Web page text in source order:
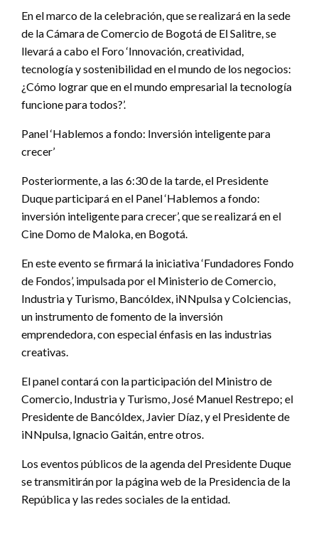
En el marco de la celebración, que se realizará en la sede
de la Cámara de Comercio de Bogotá de El Salitre, se
llevará a cabo el Foro ‘Innovación, creatividad,
tecnología y sostenibilidad en el mundo de los negocios:
¿Cómo lograr que en el mundo empresarial la tecnología
funcione para todos?’.
Panel ‘Hablemos a fondo: Inversión inteligente para
crecer’
Posteriormente, a las 6:30 de la tarde, el Presidente
Duque participará en el Panel ‘Hablemos a fondo:
inversión inteligente para crecer’, que se realizará en el
Cine Domo de Maloka, en Bogotá.
En este evento se firmará la iniciativa ‘Fundadores Fondo
de Fondos’, impulsada por el Ministerio de Comercio,
Industria y Turismo, Bancóldex, iNNpulsa y Colciencias,
un instrumento de fomento de la inversión
emprendedora, con especial énfasis en las industrias
creativas.
El panel contará con la participación del Ministro de
Comercio, Industria y Turismo, José Manuel Restrepo; el
Presidente de Bancóldex, Javier Díaz, y el Presidente de
iNNpulsa, Ignacio Gaitán, entre otros.
Los eventos públicos de la agenda del Presidente Duque
se transmitirán por la página web de la Presidencia de la
República y las redes sociales de la entidad.